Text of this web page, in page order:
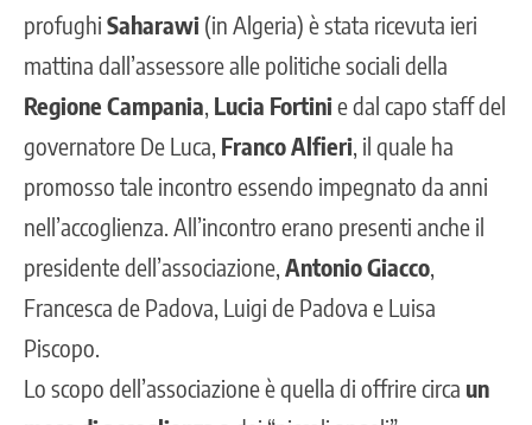
profughi Saharawi (in Algeria) è stata ricevuta ieri
mattina dall’assessore alle politiche sociali della
Regione Campania Lucia Fortinie dal capo staff del
governatore De Luca, Franco Alfieri , il quale ha
promosso tale incontro essendo impegnato da anni
nell’accoglienza. All’incontro erano presenti anche il
presidente dell’associazione, Antonio Giacco
Francesca de Padova, Luigi de Padova e Luisa
Piscopo.
Lo scopo dell’associazione è quella di offrire circa un